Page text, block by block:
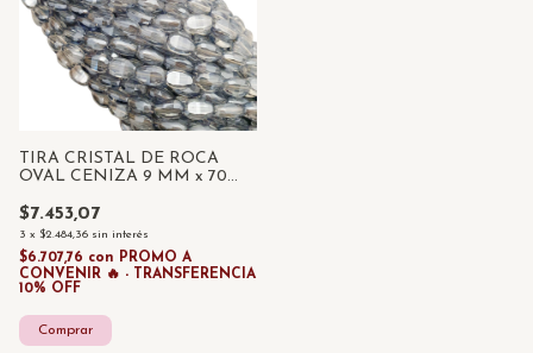
TIRA CRISTAL DE ROCA
OVAL CENIZA 9 MM x 70
$7.453,07
3 x $2.484,36 sin interés
$6.707,76 con PROMO A
CONVENIR 🔥 - TRANSFERENCIA
10% OFF